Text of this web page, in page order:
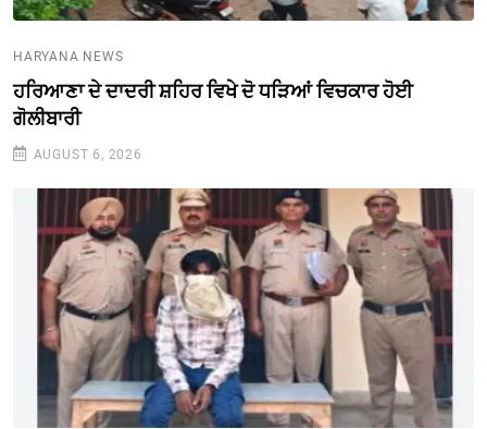
HARYANA NEWS
ਹਰਿਆਣਾ ਦੇ ਦਾਦਰੀ ਸ਼ਹਿਰ ਵਿਖੇ ਦੋ ਧੜਿਆਂ ਵਿਚਕਾਰ ਹੋਈ
ਗੋਲੀਬਾਰੀ
AUGUST 6, 2026